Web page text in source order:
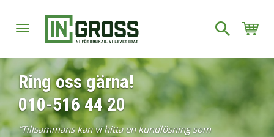
Ring oss gärna!
010-516 44 20
”Tillsammans kan vi hitta en kundlösning som